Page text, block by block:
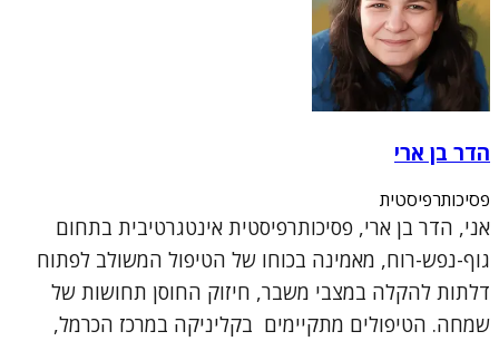
הדר בן ארי
פסיכותרפיסטית
אני, הדר בן ארי, פסיכותרפיסטית אינטגרטיבית בתחום
גוף-נפש-רוח, מאמינה בכוחו של הטיפול המשולב לפתוח
דלתות להקלה במצבי משבר, חיזוק החוסן תחושות של
שמחה. הטיפולים מתקיימים בקליניקה במרכז הכרמל,